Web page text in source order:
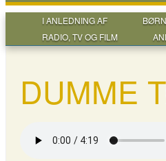
I ANLEDNING AF
RADIO, TV OG FILM
DUMME